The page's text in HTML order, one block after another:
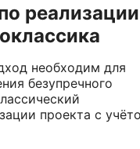
реализации
необходим для
безупречного
проекта с